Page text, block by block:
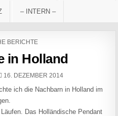
– INTERN –
BERICHTE
in Holland
PUBLISHED DATE:
16. DEZEMBER 2014
ich die Nachbarn in Holland im
Das Holländische Pendant